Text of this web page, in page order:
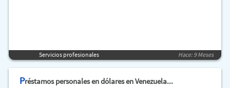
Servicios profesionales Hace: 9 Meses
Préstamos personales en dólares en Venezuela...